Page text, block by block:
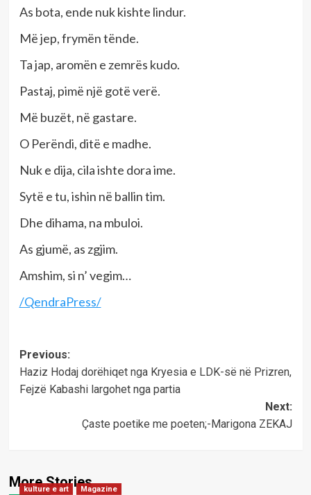
As bota, ende nuk kishte lindur.
Më jep, frymën tënde.
Ta jap, aromën e zemrës kudo.
Pastaj, pimë një gotë verë.
Më buzët, në gastare.
O Perëndi, ditë e madhe.
Nuk e dija, cila ishte dora ime.
Sytë e tu, ishin në ballin tim.
Dhe dihama, na mbuloi.
As gjumë, as zgjim.
Amshim, si n’ vegim…
/QendraPress/
Post
navigation
Previous:
Haziz Hodaj dorëhiqet nga Kryesia e LDK-së në Prizren,
Fejzë Kabashi largohet nga partia
Next:
Çaste poetike me poeten;-Marigona ZEKAJ
More Stories
kulture e art Magazine